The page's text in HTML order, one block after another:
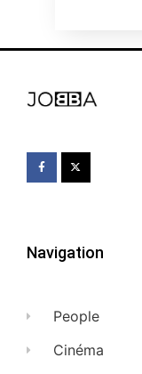
Navigation
People
Cinéma